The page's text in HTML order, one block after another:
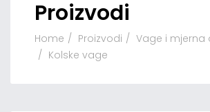
Proizvodi
Home Proizvodi
Vage i mjerna
Kolske vage